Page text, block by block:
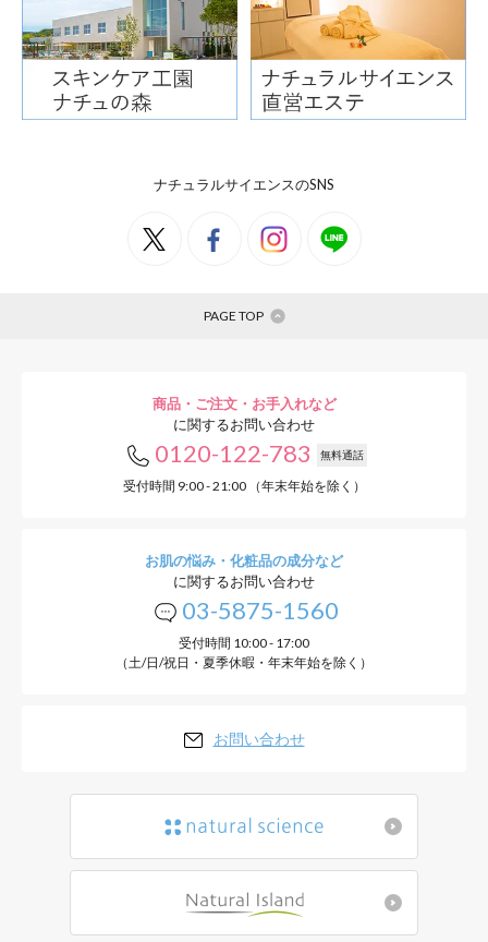
ナチュラルサイエンスのSNS
PAGE TOP
商品・ご注文・お手入れなど
に関するお問い合わせ
0120-122-783 無料通話
受付時間 9:00 - 21:00 （年末年始を除く）
お肌の悩み・化粧品の成分など
に関するお問い合わせ
03-5875-1560
受付時間 10:00 - 17:00
（土/日/祝日・夏季休暇・年末年始を除く）
お問い合わせ